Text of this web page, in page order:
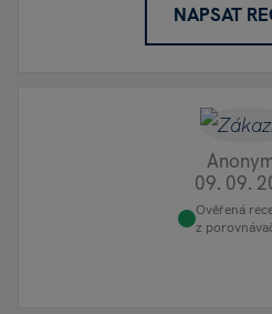
NAPSAT
09. 09.
Ověřená
z